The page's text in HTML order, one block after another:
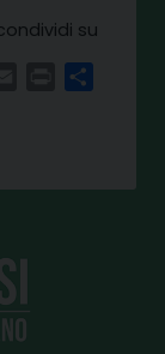
su
Print